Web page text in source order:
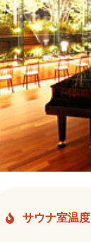
サウナ室温度